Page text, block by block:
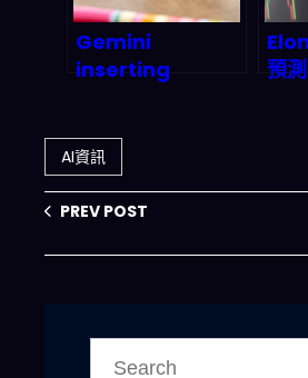
Gemini
inserting
流程的深度AI整合
實測與市場衝擊分
析
預
AI資訊
PREV POST